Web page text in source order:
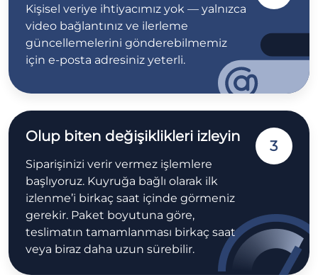
Kişisel veriye ihtiyacımız yok — yalnızca
video bağlantınız ve ilerleme
güncellemelerini gönderebilmemiz
için e-posta adresiniz yeterli.
Olup biten değişiklikleri izleyin
Siparişinizi verir vermez işlemlere
başlıyoruz. Kuyruğa bağlı olarak ilk
izlenme’i birkaç saat içinde görmeniz
gerekir. Paket boyutuna göre,
teslimatın tamamlanması birkaç saat
veya biraz daha uzun sürebilir.
3